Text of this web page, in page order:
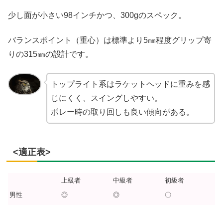
少し面が小さい98インチかつ、300gのスペック。
バランスポイント（重心）は標準より5㎜程度グリップ寄
りの315㎜の設計です。
トップライト系はラケットヘッドに重みを感
じにくく、スイングしやすい。
ボレー時の取り回しも良い傾向がある。
<適正表>
上級者 中級者
初級者
男性
◎ ◎
〇